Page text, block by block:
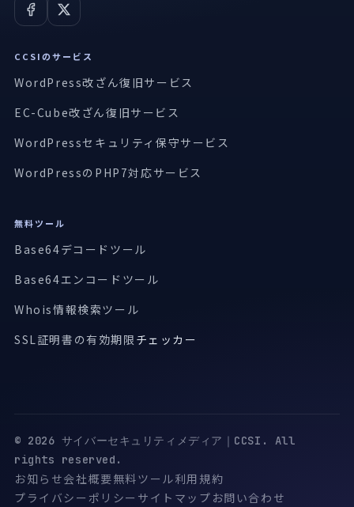
CCSIのサービス
WordPress改ざん復旧サービス
EC-Cube改ざん復旧サービス
WordPressセキュリティ保守サービス
WordPressのPHP7対応サービス
無料ツール
Base64デコードツール
Base64エンコードツール
Whois情報検索ツール
SSL証明書の有効期限 チェッカー
© 2026 サイバーセキュリティメディア｜CCSI. All
rights reserved.
お知らせ会社概要無料ツール利用規約
プライバシーポリシー サイトマップ お問い合わせ